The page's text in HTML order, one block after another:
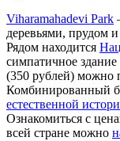
Viharamahadevi Park
деревьями, прудом
Рядом находится
симпатичное
(350 рублей) можно
Комбинированный
естественной
Ознакомиться с
всей стране можно